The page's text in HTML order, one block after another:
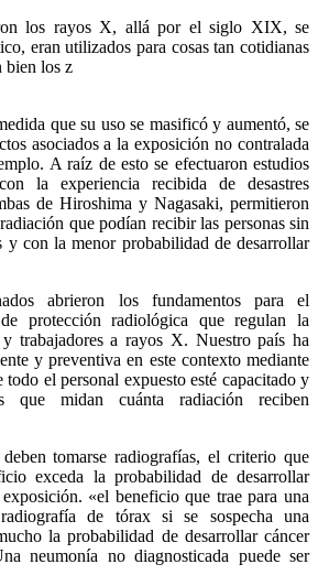
los rayos X, allá por el siglo XIX, se
eran utilizados para cosas tan cotidianas
bien los z
que su uso se masificó y aumentó, se
asociados a la exposición no contralada
A raíz de esto se efectuaron estudios
la experiencia recibida de desastres
de Hiroshima y Nagasaki, permitieron
que podían recibir las personas sin
y con la menor probabilidad de desarrollar
abrieron los fundamentos para el
protección radiológica que regulan la
trabajadores a rayos X. Nuestro país ha
y preventiva en este contexto mediante
todo el personal expuesto esté capacitado y
que midan cuánta radiación reciben
tomarse radiografías, el criterio que
exceda la probabilidad de desarrollar
«el beneficio que trae para una
de tórax si se sospecha una
la probabilidad de desarrollar cáncer
neumonía no diagnosticada puede ser